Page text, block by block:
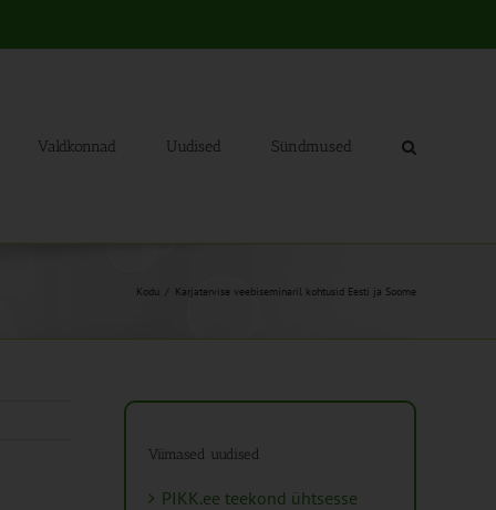
Valdkonnad Uudised Sündmused
Kodu Karjatervise veebiseminaril kohtusid Eesti ja Soome
Viimased uudised
PIKK.ee teekond ühtsesse